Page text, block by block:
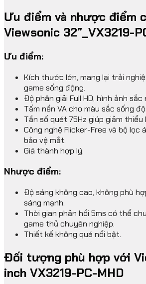
Ưu điểm và nhược điểm
Viewsonic 32″_VX3219-
Ưu điểm:
Kích thước lớn, mang lại trải
game sống động.
Độ phân giải Full HD, hình ảnh sắc
Tấm nền VA cho màu sắc sống
Tần số quét 75Hz giúp giảm
Công nghệ Flicker-Free và bộ lọc
bảo vệ mắt.
Giá thành hợp lý.
Nhược điểm:
Độ sáng không cao, không phù
sáng mạnh.
Thời gian phản hồi 5ms có thể
game thủ chuyên nghiệp.
Thiết kế không quá nổi bật.
Đối tượng phù hợp với
inch VX3219-PC-MHD